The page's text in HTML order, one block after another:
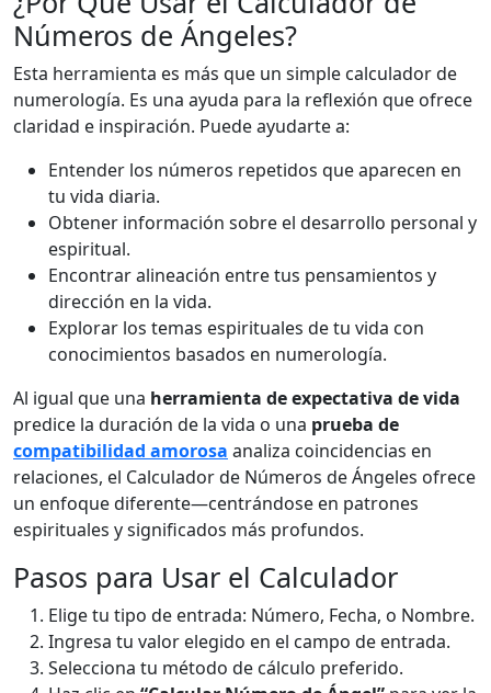
Números de Ángeles?
Esta herramienta es más que un simple calculador de
numerología. Es una ayuda para la reflexión que ofrece
claridad e inspiración. Puede ayudarte a:
Entender los números repetidos que aparecen en
tu vida diaria.
Obtener información sobre el desarrollo personal y
espiritual.
Encontrar alineación entre tus pensamientos y
dirección en la vida.
Explorar los temas espirituales de tu vida con
conocimientos basados en numerología.
Al igual que una herramienta de expectativa de vida
predice la duración de la vida o una prueba de
compatibilidad amorosa analiza coincidencias en
relaciones, el Calculador de Números de Ángeles ofrece
un enfoque diferente—centrándose en patrones
espirituales y significados más profundos.
Pasos para Usar el Calculador
Elige tu tipo de entrada: Número, Fecha, o Nombre.
Ingresa tu valor elegido en el campo de entrada.
Selecciona tu método de cálculo preferido.